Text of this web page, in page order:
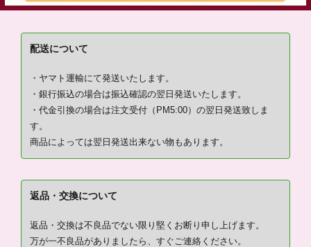
配送について
・ヤマト運輸にて発送いたします。
・銀行振込の場合は振込確認の翌日発送いたします。
・代金引換の場合は注文受付（PM5:00）の翌日発送致しま
す。
商品によっては翌日発送出来ない物もあります。
返品・交換について
返品・交換は不良品でない限り堅くお断り申し上げます。
万が一不良品がありましたら、すぐご連絡ください。